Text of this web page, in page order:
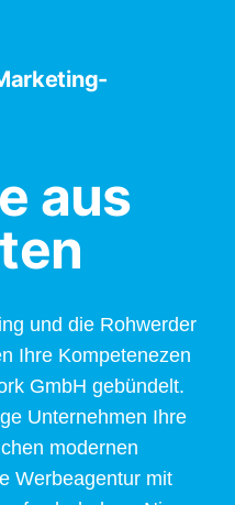
aus
und die Rohwerder
Ihre Kompetenezen
GmbH gebündelt.
Unternehmen Ihre
modernen
Werbeagentur mit